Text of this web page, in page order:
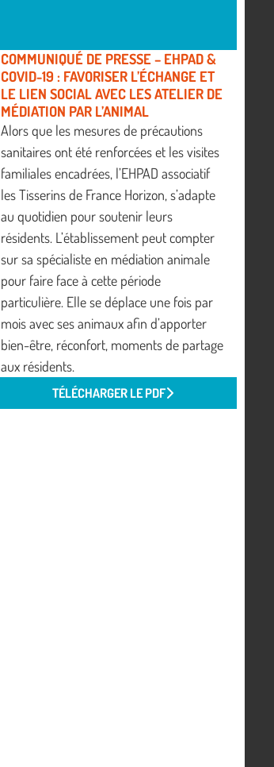
COMMUNIQUÉ DE PRESSE – EHPAD &
COVID-19 : FAVORISER L’ÉCHANGE ET
LE LIEN SOCIAL AVEC LES ATELIER DE
MÉDIATION PAR L’ANIMAL
Alors que les mesures de précautions
sanitaires ont été renforcées et les visites
familiales encadrées, l’EHPAD associatif
les Tisserins de France Horizon, s’adapte
au quotidien pour soutenir leurs
résidents. L’établissement peut compter
sur sa spécialiste en médiation animale
pour faire face à cette période
particulière. Elle se déplace une fois par
mois avec ses animaux afin d’apporter
bien-être, réconfort, moments de partage
aux résidents.
TÉLÉCHARGER LE PDF